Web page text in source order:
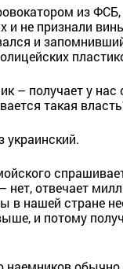
из
и не признали
и
– получает у нас
такая
украинский.
отвечает
в нашей стране
и потому